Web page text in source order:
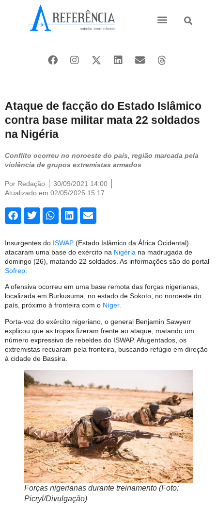
Ataque de facção do Estado Islâmico
contra base militar mata 22 soldados
na Nigéria
Conflito ocorreu no noroeste do país, região marcada pela
violência de grupos extremistas armados
Por Redação
30/09/2021 14:00
Atualizado em 02/05/2025 15:17
Insurgentes do ISWAP (Estado Islâmico da África Ocidental)
atacaram uma base do exército na Nigéria na madrugada de
domingo (26), matando 22 soldados. As informações são do portal
Sofrep
A ofensiva ocorreu em uma base remota das forças nigerianas,
localizada em Burkusuma, no estado de Sokoto, no noroeste do
país, próximo à fronteira com o Níger.
Porta-voz do exército nigeriano, o general Benjamin Sawyerr
explicou que as tropas fizeram frente ao ataque, matando um
número expressivo de rebeldes do ISWAP. Afugentados, os
extremistas recuaram pela fronteira, buscando refúgio em direção
à cidade de Bassira.
Forças nigerianas durante treinamento (Foto:
Picryl/Divulgação)